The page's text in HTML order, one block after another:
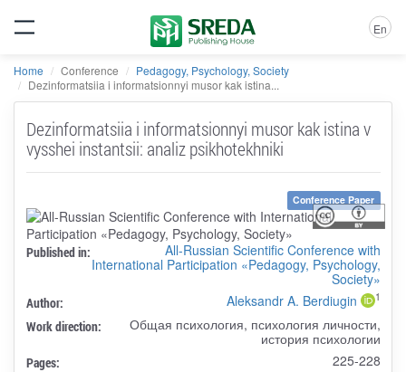
En
Home Conference
Pedagogy, Psychology, Society
Dezinformatsiia i informatsionnyi musor kak istina...
Dezinformatsiia i informatsionnyi musor kak istina v
vysshei instantsii: analiz psikhotekhniki
Conference Paper
Published in:
All-Russian Scientific Conference with
International Participation «Pedagogy, Psychology,
Society»
Author: Aleksandr A. Berdiugin 1
Work direction:
Общая психология, психология личности,
история психологии
Pages: 225-228